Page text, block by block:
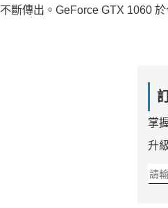
斷傳出。GeForce GTX 1060
掌
升